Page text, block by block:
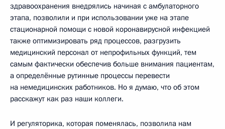
здравоохранения внедрялись начиная с амбулаторного
этапа, позволили и при использовании уже на этапе
стационарной помощи с новой коронавирусной инфекцией
также оптимизировать ряд процессов, разгрузить
медицинский персонал от непрофильных функций, тем
самым фактически обеспечив больше внимания пациентам,
а определённые рутинные процессы перевести
на немедицинских работников. Но я думаю, что об этом
расскажут как раз наши коллеги.
И регуляторика, которая поменялась, позволила нам